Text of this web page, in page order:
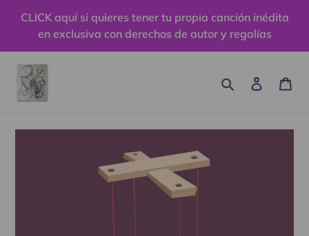
directamente
contenido
CLICK aquí si quieres tener tu propia canción inédita
en exclusiva con derechos de autor y regalías
Buscar